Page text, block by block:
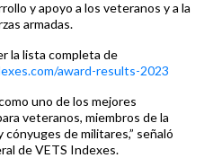
y apoyo a los veteranos y a la
armadas.
la lista completa de
award-results-2023
uno de los mejores
veteranos, miembros de la
cónyuges de militares,” señaló
de VETS Indexes.